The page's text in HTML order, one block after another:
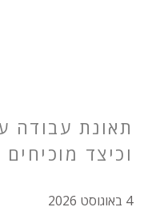
תאונת עבודה
וכיצד
4 באוגוסט 2026